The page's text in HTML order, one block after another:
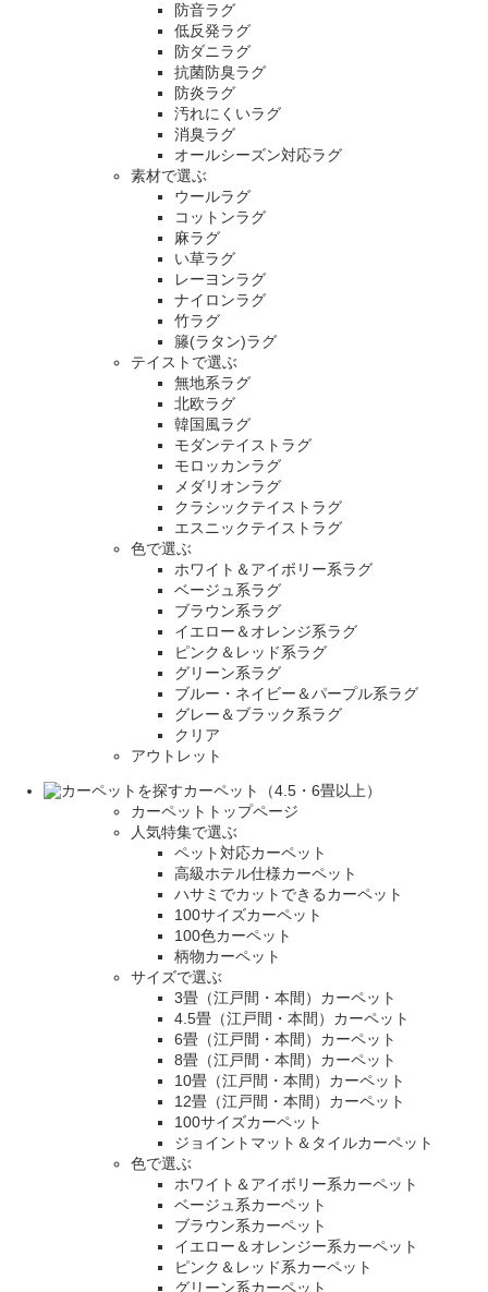
防音ラグ
低反発ラグ
防ダニラグ
抗菌防臭ラグ
防炎ラグ
汚れにくいラグ
消臭ラグ
オールシーズン対応ラグ
素材で選ぶ
ウールラグ
コットンラグ
麻ラグ
い草ラグ
レーヨンラグ
ナイロンラグ
竹ラグ
籐(ラタン)ラグ
テイストで選ぶ
無地系ラグ
北欧ラグ
韓国風ラグ
モダンテイストラグ
モロッカンラグ
メダリオンラグ
クラシックテイストラグ
エスニックテイストラグ
色で選ぶ
ホワイト＆アイボリー系ラグ
ベージュ系ラグ
ブラウン系ラグ
イエロー＆オレンジ系ラグ
ピンク＆レッド系ラグ
グリーン系ラグ
ブルー・ネイビー＆パープル系ラグ
グレー＆ブラック系ラグ
クリア
アウトレット
カーペット（4.5・6畳以上）
カーペットトップページ
人気特集で選ぶ
ペット対応カーペット
高級ホテル仕様カーペット
ハサミでカットできるカーペット
100サイズカーペット
100色カーペット
柄物カーペット
サイズで選ぶ
3畳（江戸間・本間）カーペット
4.5畳（江戸間・本間）カーペット
6畳（江戸間・本間）カーペット
8畳（江戸間・本間）カーペット
10畳（江戸間・本間）カーペット
12畳（江戸間・本間）カーペット
100サイズカーペット
ジョイントマット＆タイルカーペット
色で選ぶ
ホワイト＆アイボリー系カーペット
ベージュ系カーペット
ブラウン系カーペット
イエロー＆オレンジー系カーペット
ピンク＆レッド系カーペット
グリーン系カーペット